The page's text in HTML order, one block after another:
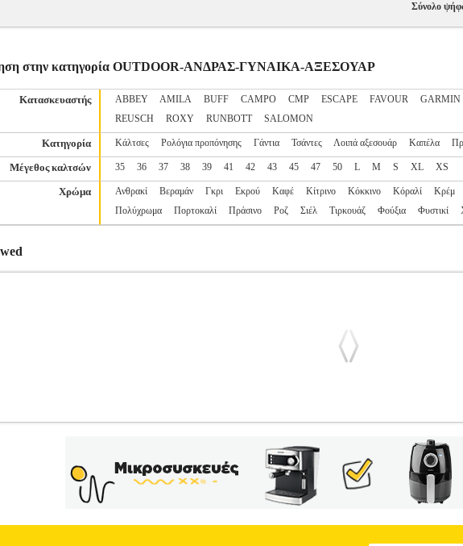
Σύνολο
στην κατηγορία OUTDOOR-ΑΝΔΡΑΣ-ΓΥΝΑΙΚΑ-ΑΞΕΣΟΥΑΡ
Κατασκευαστής ABBEY AMILA BUFF CAMPO CMP ESCAPE FAVOUR GARMIN
REUSCH
ROXY RUNBOTT SALOMON
Κατηγορία Κάλτσες Ρολόγια προπόνησης Γάντια Τσάντες Λοιπά αξεσουάρ Καπέλα
Μέγεθος καλτσών 35 36 37 38 39 41 42 43 45 47 50 L M S XL XS
Χρώμα Ανθρακί Βεραμάν Γκρι Εκρού Καφέ Κίτρινο Κόκκινο Κόραλί Κρέμ
Πολύχρωμα
Πορτοκαλί Πράσινο Ροζ Σιέλ Τιρκουάζ Φούξια Φυστικί
Κατηγορία: OUTDOOR-ΑΝΔΡΑΣ-ΓΥΝΑΙΚΑ-ΑΞΕΣΟΥΑΡ •SALOMON στην
ΑΝΑΛΑΦΡΗ ΤΣΑΝΤΑ ΓΙΑ ΚΑΘΕ OUTDOOR ΔΡΑΣΤΗΡΙΟΤΗΤΑ Λιτή σε
10 αποτελεί ιδανική λύση για πεζοπορία, μίνι εκδρομές ή καθημερινές
ποιοτικά υλικά κατασκευής και την εξαιρετική εφαρμογή, η Trailblazer
10 λίτρων και πλαϊνά, ελαστικά τσεπάκια, θα μεταφέρετε τον εξοπλισμό σας